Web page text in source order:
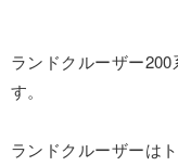
ランドクルーザー
す。
ランドクルーザーは